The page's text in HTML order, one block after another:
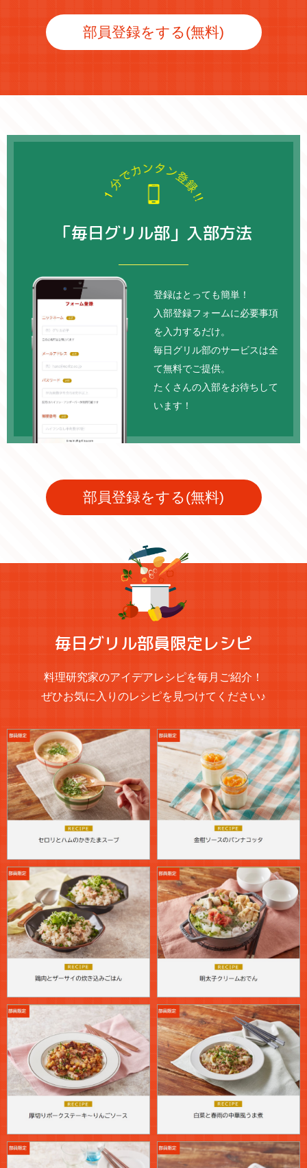
部員登録をする(無料)
「毎日グリル部」入部方法
登録はとっても簡単！
入部登録フォームに必要事項
を入力するだけ。
毎日グリル部のサービスは全
て無料でご提供。
たくさんの入部をお待ちして
います！
部員登録をする(無料)
毎日グリル部員限定レシピ
料理研究家のアイデアレシピを毎月ご紹介！
ぜひお気に入りのレシピを見つけてください♪